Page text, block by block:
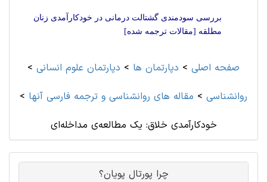
بررسی سودمندی گشتالت درمانی در خودکارآمدی زنان
مطلقه [مقالات ترجمه شده]
صفحه اصلی > دپارتمان ها > دپارتمان علوم انسانی >
روانشناسی > مقاله های روانشناسی و ترجمه فارسی آنها >
خودکارآمدی خلاق: یک مطالعه‌ی مداخله‌ای
چرا پورتال پویان؟